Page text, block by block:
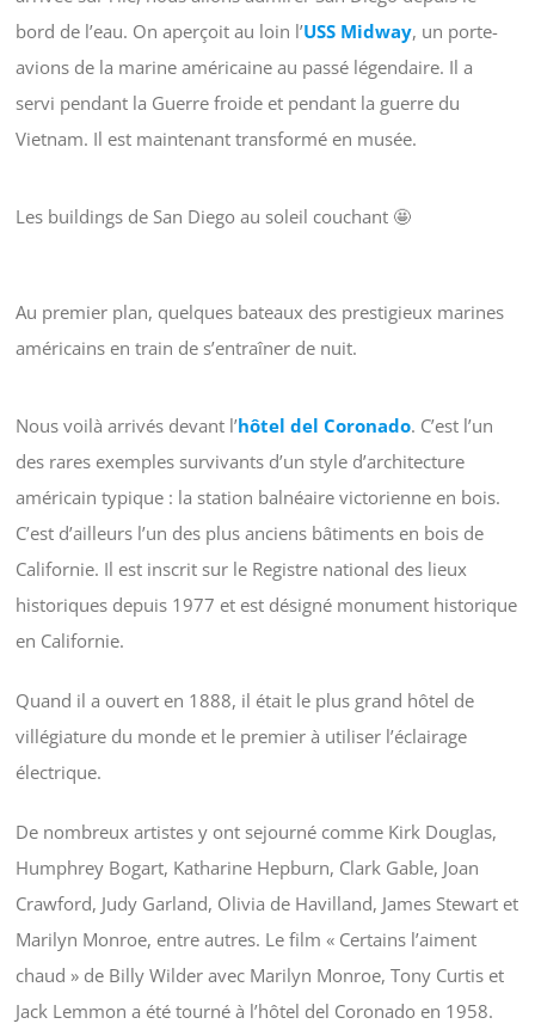
bord de l’eau. On aperçoit au loin l’USS Midway, un porte-
avions de la marine américaine au passé légendaire. Il a
servi pendant la Guerre froide et pendant la guerre du
Vietnam. Il est maintenant transformé en musée.
Les buildings de San Diego au soleil couchant 🤩
Au premier plan, quelques bateaux des prestigieux marines
américains en train de s’entraîner de nuit.
Nous voilà arrivés devant l’hôtel del Coronado. C’est l’un
des rares exemples survivants d’un style d’architecture
américain typique : la station balnéaire victorienne en bois.
C’est d’ailleurs l’un des plus anciens bâtiments en bois de
Californie. Il est inscrit sur le Registre national des lieux
historiques depuis 1977 et est désigné monument historique
en Californie.
Quand il a ouvert en 1888, il était le plus grand hôtel de
villégiature du monde et le premier à utiliser l’éclairage
électrique.
De nombreux artistes y ont sejourné comme Kirk Douglas,
Humphrey Bogart, Katharine Hepburn, Clark Gable, Joan
Crawford, Judy Garland, Olivia de Havilland, James Stewart et
Marilyn Monroe, entre autres. Le film « Certains l’aiment
chaud » de Billy Wilder avec Marilyn Monroe, Tony Curtis et
Jack Lemmon a été tourné à l’hôtel del Coronado en 1958.